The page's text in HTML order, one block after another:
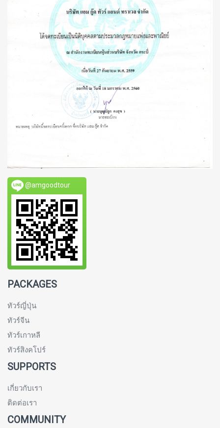
@amgoodtour
PACKAGES
ทัวร์ญี่ปุ่น
ทัวร์จีน
ทัวร์เกาหลี
ทัวร์สิงคโปร์
SUPPORTS
เกี่ยวกับเรา
ติดต่อเรา
COMMUNITY